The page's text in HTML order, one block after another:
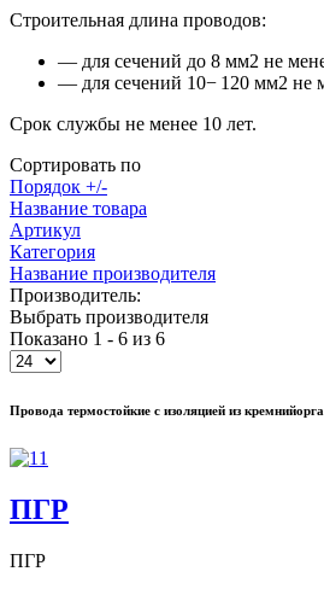
Строительная длина проводов:
— для сечений до 8 мм2 не
— для сечений 10− 120 мм2 не
Срок службы не менее 10 лет.
Сортировать по
Порядок +/-
Название товара
Артикул
Категория
Название производителя
Производитель:
Выбрать производителя
Показано 1 - 6 из 6
Провода термостойкие с изоляцией из
ПГР
ПГР